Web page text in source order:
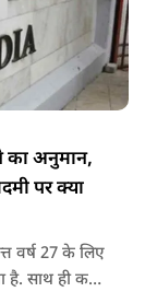
का अनुमान,
पर क्‍या
वर्ष 27 के लिए
है. साथ ही कहा